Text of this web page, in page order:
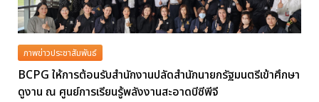
ภาพข่าวประชาสัมพันธ์
BCPG ให้การต้อนรับสำนักงานปลัดสำนักนายกรัฐมนตรีเข้าศึกษา
ดูงาน ณ ศูนย์การเรียนรู้พลังงานสะอาดบีซีพีจี